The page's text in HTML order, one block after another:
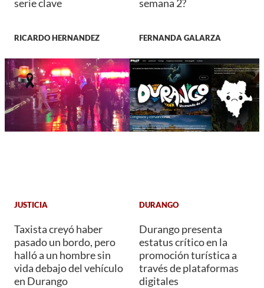
serie clave
RICARDO HERNANDEZ
semana 2?
FERNANDA GALARZA
JUSTICIA
Taxista creyó haber
pasado un bordo, pero
halló a un hombre sin
vida debajo del vehículo
en Durango
DURANGO
Durango presenta
estatus crítico en la
promoción turística a
través de plataformas
digitales